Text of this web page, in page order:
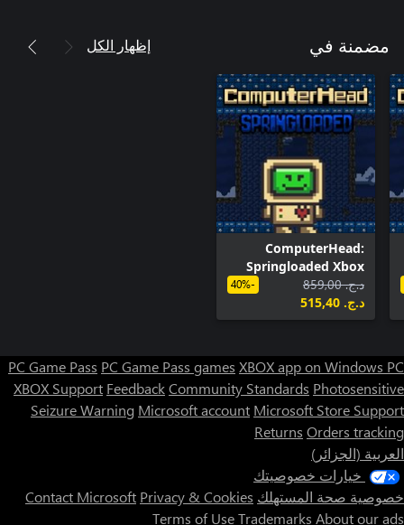
مضمنة في إظهار الكل
ComputerHead:
Springloaded Xbox
Bundle
د.ج.‏ 859,00
د.ج.‏ 515,40
-40%
PC Game Pass PC Game Pass games XBOX app on Windows PC
XBOX Support FeedbackCommunity Standards Photosensitive
Seizure Warning Microsoft account Microsoft Store Support
Returns Orders tracking
العربية (الجزائر)
خيارات خصوصيتك
خصوصية صحة المستهلك
Contact Microsoft Privacy & Cookies
Terms of UseTrademarks About our ads